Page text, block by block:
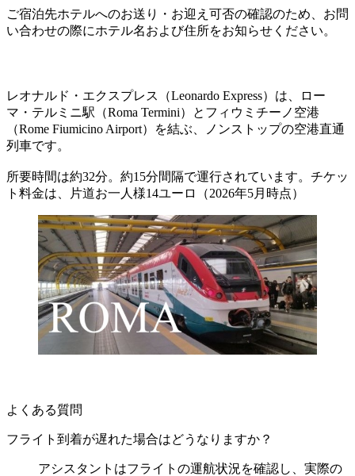
ご宿泊先ホテルへのお送り・お迎え可否の確認のため、お問
い合わせの際にホテル名および住所をお知らせください。
レオナルド・エクスプレス（Leonardo Express）は、ロー
マ・テルミニ駅（Roma Termini）とフィウミチーノ空港
（Rome Fiumicino Airport）を結ぶ、ノンストップの空港直通
列車です。
所要時間は約32分。約15分間隔で運行されています。チケッ
ト料金は、片道お一人様14ユーロ（2026年5月時点）
よくある質問
フライト到着が遅れた場合はどうなりますか？
アシスタントはフライトの運航状況を確認し、実際の